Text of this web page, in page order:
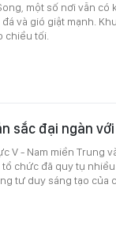
một số nơi vẫn
và gió giật mạnh.
chiều tối.
sắc đại ngàn
V - Nam miền Trung
tổ chức đã quy tụ
tư duy sáng tạo của